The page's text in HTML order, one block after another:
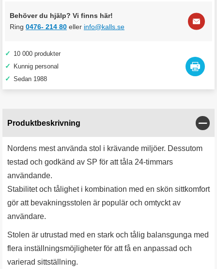
Behöver du hjälp? Vi finns här!
Ring 0476- 214 80 eller info@kalls.se
✓ 10 000 produkter
✓ Kunnig personal
✓ Sedan 1988
Produktbeskrivning
Nordens mest använda stol i krävande miljöer. Dessutom
testad och godkänd av SP för att tåla 24-timmars
användande.
Stabilitet och tålighet i kombination med en skön sittkomfort
gör att bevakningsstolen är populär och omtyckt av
användare.
Stolen är utrustad med en stark och tålig balansgunga med
flera inställningsmöjligheter för att få en anpassad och
varierad sittställning.